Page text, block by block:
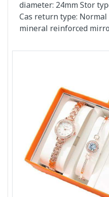
diameter: 24mm Stor
Cas return type:
mineral reinforced